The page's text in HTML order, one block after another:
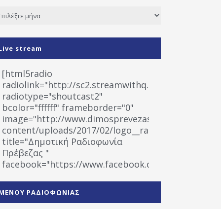
stream
[html5radio
radiolink="http://sc2.streamwithq.com:8028/
radiotype="shoutcast2"
bcolor="ffffff" frameborder="0"
image="http://www.dimosprevezas.gr/wp-
content/uploads/2017/02/logo__radiofonias.jpg"
title="Δημοτική Ραδιοφωνία
Πρέβεζας "
facebook="https://www.facebook.com/
1531194763766854/" artist="" ]
ΡΑΔΙΟΦΩΝΙΑΣ